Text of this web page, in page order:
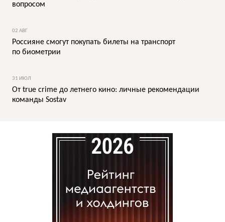
вопросом
02 АВГ
Россияне смогут покупать билеты на транспорт
по биометрии
31 ИЮЛ
От true crime до летнего кино: личные рекомендации
команды Sostav